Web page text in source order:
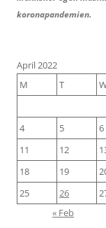
koronapandemien.
April 2022
M
T
4
5 6
11
12
18
19
25
26
« Feb